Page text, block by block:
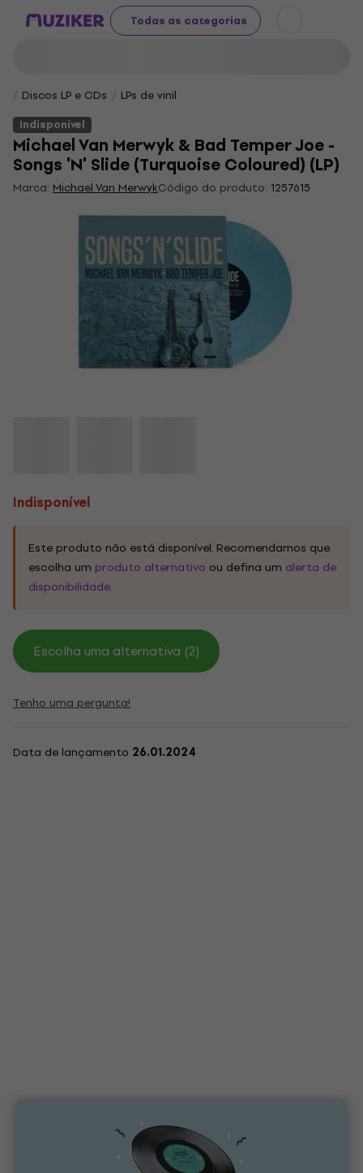
Todas as categorias
Discos LP e CDs
LPs de vinil
Indisponível
Michael Van Merwyk & Bad Temper Joe -
Songs 'N' Slide (Turquoise Coloured) (LP)
Marca: Michael Van MerwykCódigo do produto: 1257615
Indisponível
Este produto não está disponível. Recomendamos que
escolha um produto alternativo ou defina um alerta de
disponibilidade.
Escolha uma alternativa (2)
Tenho uma pergunta!
Data de lançamento 26.01.2024